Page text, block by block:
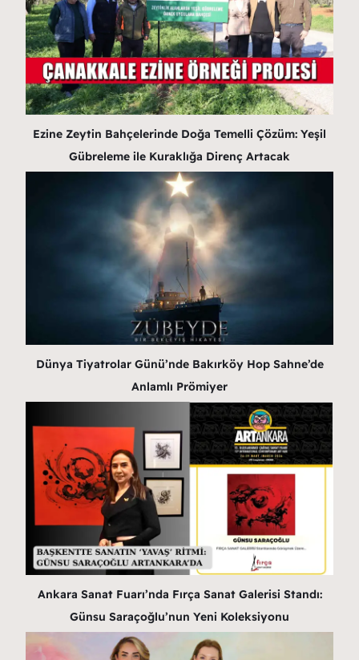
Ezine Zeytin Bahçelerinde Doğa Temelli Çözüm: Yeşil
Gübreleme ile Kuraklığa Direnç Artacak
Dünya Tiyatrolar Günü’nde Bakırköy Hop Sahne’de
Anlamlı Prömiyer
Ankara Sanat Fuarı’nda Fırça Sanat Galerisi Standı:
Günsu Saraçoğlu’nun Yeni Koleksiyonu